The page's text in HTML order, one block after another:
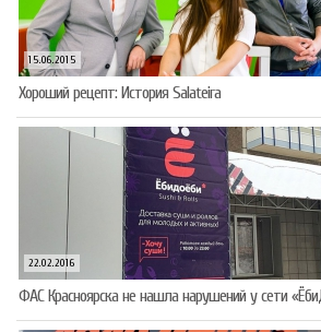
15.06.2015
Хороший рецепт: История Salateira
22.02.2016
ФАС Красноярска не нашла нарушений у сети